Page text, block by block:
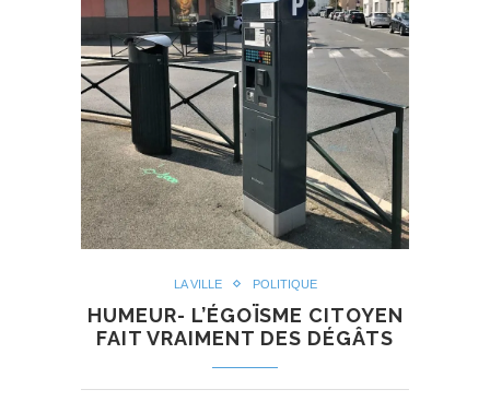
LA VILLE POLITIQUE
HUMEUR- L’ÉGOÏSME CITOYEN
FAIT VRAIMENT DES DÉGÂTS